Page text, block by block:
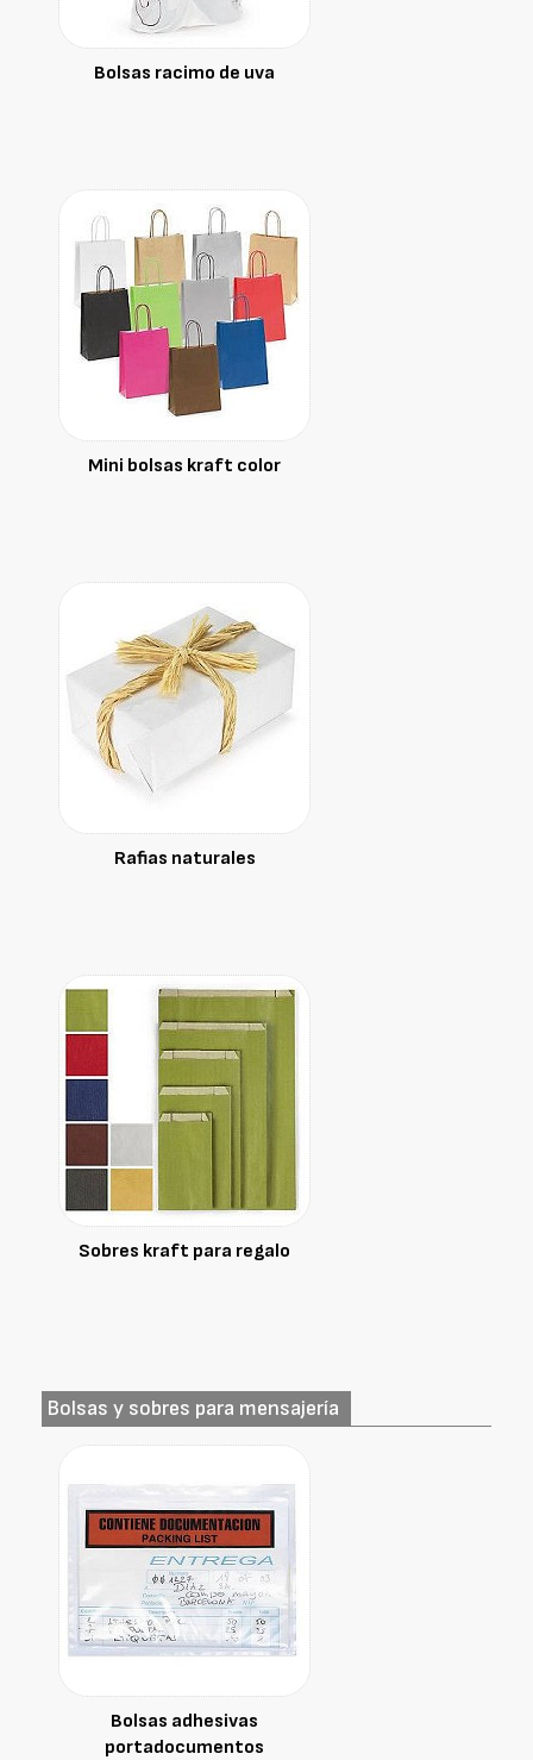
Bolsas racimo de uva
Mini bolsas kraft color
Rafias naturales
Sobres kraft para regalo
Bolsas y sobres para mensajería
Bolsas adhesivas
portadocumentos